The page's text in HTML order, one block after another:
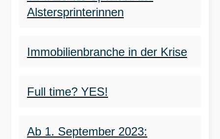
Alstersprinterinnen
Immobilienbranche in der Krise
Full time? YES!
Ab 1. September 2023: